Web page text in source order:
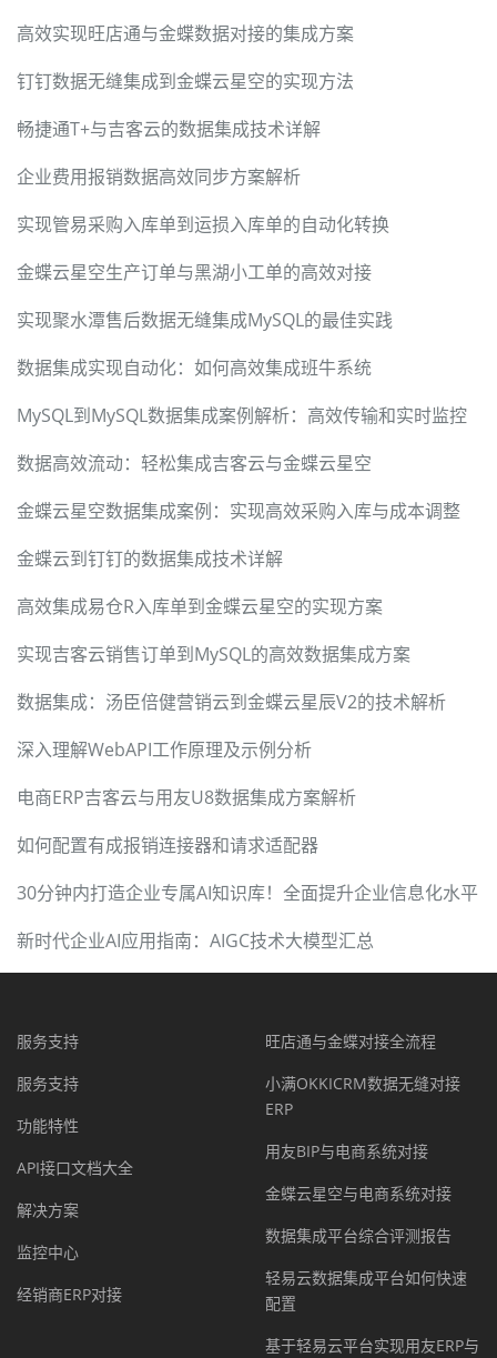
高效实现旺店通与金蝶数据对接的集成方案
钉钉数据无缝集成到金蝶云星空的实现方法
畅捷通T+与吉客云的数据集成技术详解
企业费用报销数据高效同步方案解析
实现管易采购入库单到运损入库单的自动化转换
金蝶云星空生产订单与黑湖小工单的高效对接
实现聚水潭售后数据无缝集成MySQL的最佳实践
数据集成实现自动化：如何高效集成班牛系统
MySQL到MySQL数据集成案例解析：高效传输和实时监控
数据高效流动：轻松集成吉客云与金蝶云星空
金蝶云星空数据集成案例：实现高效采购入库与成本调整
金蝶云到钉钉的数据集成技术详解
高效集成易仓R入库单到金蝶云星空的实现方案
实现吉客云销售订单到MySQL的高效数据集成方案
数据集成：汤臣倍健营销云到金蝶云星辰V2的技术解析
深入理解WebAPI工作原理及示例分析
电商ERP吉客云与用友U8数据集成方案解析
如何配置有成报销连接器和请求适配器
30分钟内打造企业专属AI知识库！全面提升企业信息化水平
新时代企业AI应用指南：AIGC技术大模型汇总
服务支持
服务支持
功能特性
API接口文档大全
解决方案
监控中心
经销商ERP对接
旺店通与金蝶对接全流程
小满OKKICRM数据无缝对接
ERP
用友BIP与电商系统对接
金蝶云星空与电商系统对接
数据集成平台综合评测报告
轻易云数据集成平台如何快速
配置
基于轻易云平台实现用友ERP与